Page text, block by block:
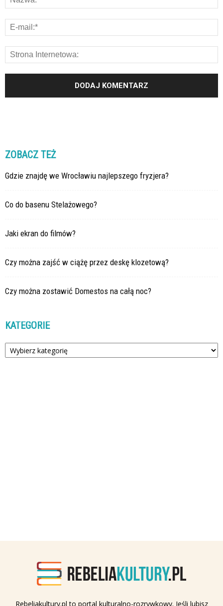
ZOBACZ TEŻ
Gdzie znajdę we Wrocławiu najlepszego fryzjera?
Co do basenu Stelażowego?
Jaki ekran do filmów?
Czy można zajść w ciążę przez deskę klozetową?
Czy można zostawić Domestos na całą noc?
KATEGORIE
Kategorie
Rebeliakultury.pl to portal kulturalno-rozrywkowy. Jeśli lubisz